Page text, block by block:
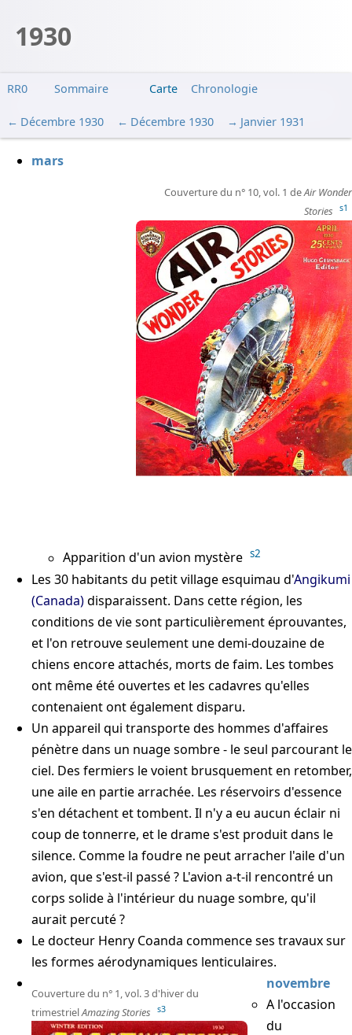
1930
RR0 Sommaire Carte Chronologie
Décembre 1930 Décembre 1930 Janvier 1931
mars
Couverture du n° 10, vol. 1 deAir Wonder
Stories
s1
Apparition d'un avion mystère s2
Les 30 habitants du petit village esquimau d'Angikumi
(Canada)disparaissent. Dans cette région, les
conditions de vie sont particulièrement éprouvantes,
et l'on retrouve seulement une demi-douzaine de
chiens encore attachés, morts de faim. Les tombes
ont même été ouvertes et les cadavres qu'elles
contenaient ont également disparu.
Un appareil qui transporte des hommes d'affaires
pénètre dans un nuage sombre - le seul parcourant le
ciel. Des fermiers le voient brusquement en retomber,
une aile en partie arrachée. Les réservoirs d'essence
s'en détachent et tombent. Il n'y a eu aucun éclair ni
coup de tonnerre, et le drame s'est produit dans le
silence. Comme la foudre ne peut arracher l'aile d'un
avion, que s'est-il passé ? L'avion a-t-il rencontré un
corps solide à l'intérieur du nuage sombre, qu'il
aurait percuté ?
Le docteur Henry Coanda commence ses travaux sur
les formes aérodynamiques lenticulaires.
novembre
Couverture du n° 1, vol. 3 d'hiver du
trimestrielAmazing Stories s3
A l'occasion
du